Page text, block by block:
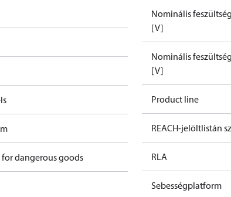
dangerous goods
Nominális
[V]
Nominális
[V]
Product line
REACH-jelöltlistán
RLA
Sebességplatform